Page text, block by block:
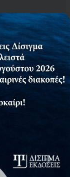
απαιτεί
και
των
του
πολιτών. Στην
τα κριτήρια
τους
υπόψη οι
η τελική
το πιο
όπου
οι